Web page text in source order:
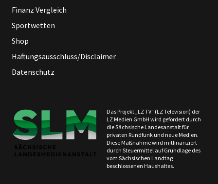
Finanz Vergleich
Sportwetten
Shop
Haftungsausschluss/Disclaimer
Datenschutz
Das Projekt „LZ TV“ (LZ Television) der
LZ Medien GmbH wird gefördert durch
die Sächsische Landesanstalt für
privaten Rundfunk und neue Medien.
Diese Maßnahme wird mitfinanziert
durch Steuermittel auf Grundlage des
vom Sächsischen Landtag
beschlossenen Haushaltes.